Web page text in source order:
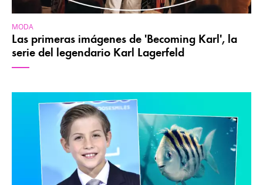
MODA
Las primeras imágenes de 'Becoming Karl', la
serie del legendario Karl Lagerfeld